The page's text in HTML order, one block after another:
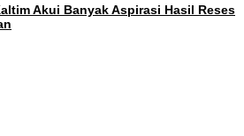
Akui Banyak Aspirasi Hasil Reses